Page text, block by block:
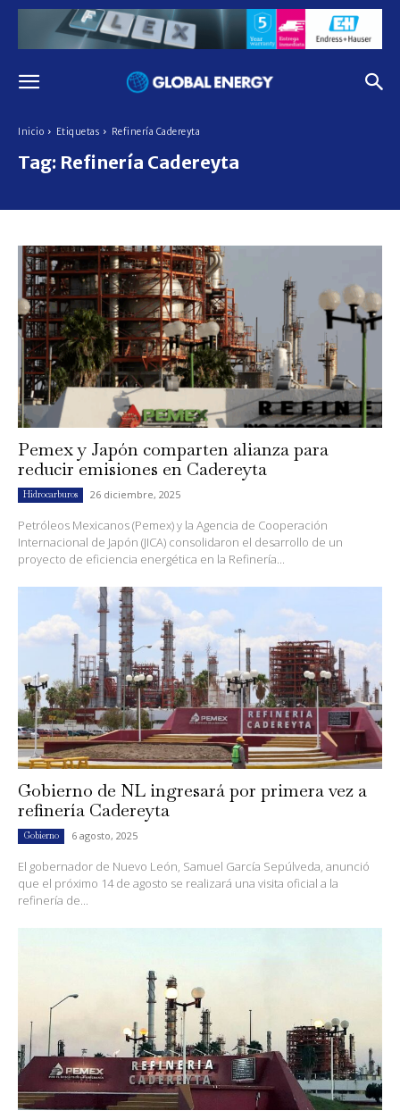
Inicio Etiquetas Refinería Cadereyta
Tag: Refinería Cadereyta
Pemex y Japón comparten alianza para
reducir emisiones en Cadereyta
Hidrocarburos 26 diciembre, 2025
Petróleos Mexicanos (Pemex) y la Agencia de Cooperación
Internacional de Japón (JICA) consolidaron el desarrollo de un
proyecto de eficiencia energética en la Refinería...
Gobierno de NL ingresará por primera vez a
refinería Cadereyta
Gobierno 6 agosto, 2025
El gobernador de Nuevo León, Samuel García Sepúlveda, anunció
que el próximo 14 de agosto se realizará una visita oficial a la
refinería de...